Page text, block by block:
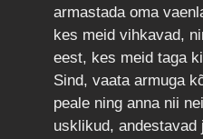
armastada oma
kes meid vihkavad,
eest, kes meid taga
Sind, vaata armuga
peale ning anna nii
usklikud, andestavad